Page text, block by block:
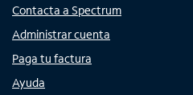
Contacta a Spectrum
Administrar cuenta
Paga tu factura
Ayuda